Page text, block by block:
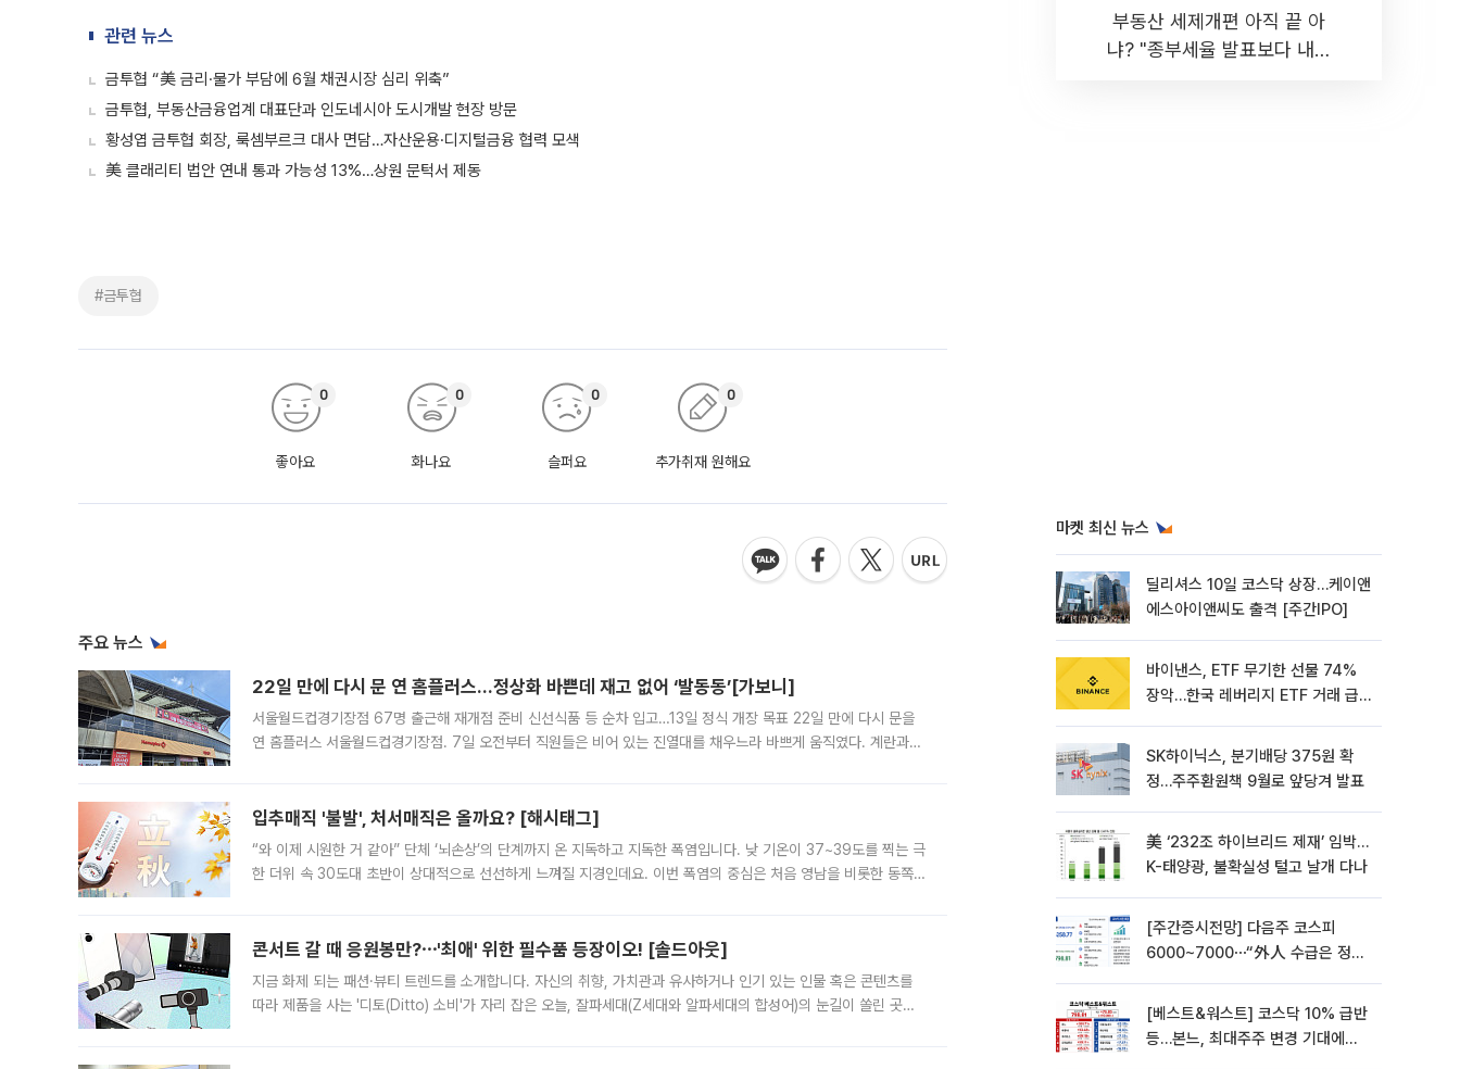
관련 뉴스
금투협 “美 금리·물가 부담에 6월 채권시장 심리 위축”
금투협, 부동산금융업계 대표단과 인도네시아 도시개발 현장 방문
황성엽 금투협 회장, 룩셈부르크 대사 면담…자산운용·디지털금융 협력 모색
美 클래리티 법안 연내 통과 가능성 13%…상원 문턱서 제동
#금투협
좋아요
0
화나요
0
슬퍼요
0
추가취재 원해요
0
주요 뉴스
22일 만에 다시 문 연 홈플러스…정상화 바쁜데 재고 없어 ‘발동동’[가보니]
서울월드컵경기장점 67명 출근해 재개점 준비 신선식품 등 순차 입고…13일 정식 개장 목표 22일 만에 다시 문을
연 홈플러스 서울월드컵경기장점. 7일 오전부터 직원들은 비어 있는 진열대를 채우느라 바쁘게 움직였다. 계란과
입추매직 '불발', 처서매직은 올까요? [해시태그]
“와 이제 시원한 거 같아” 단체 ‘뇌손상’의 단계까지 온 지독하고 지독한 폭염입니다. 낮 기온이 37~39도를 찍는 극
한 더위 속 30도대 초반이 상대적으로 선선하게 느껴질 지경인데요. 이번 폭염의 중심은 처음 영남을 비롯한 동쪽
콘서트 갈 때 응원봉만?⋯'최애' 위한 필수품 등장이오! [솔드아웃]
지금 화제 되는 패션·뷰티 트렌드를 소개합니다. 자신의 취향, 가치관과 유사하거나 인기 있는 인물 혹은 콘텐츠를
따라 제품을 사는 '디토(Ditto) 소비'가 자리 잡은 오늘, 잘파세대(Z세대와 알파세대의 합성어)의 눈길이 쏠린 곳은
부동산 세제개편 아직 끝 아
냐? "종부세율 발표보다 내릴
마켓 최신 뉴스
딜리셔스 10일 코스닥 상장…케이앤
에스아이앤씨도 출격 [주간IPO]
바이낸스, ETF 무기한 선물 74%
장악…한국 레버리지 ETF 거래 급
SK하이닉스, 분기배당 375원 확
정…주주환원책 9월로 앞당겨 발표
美 ‘232조 하이브리드 제재’ 임박…
K-태양광, 불확실성 털고 날개 다나
[주간증시전망] 다음주 코스피
6000~7000⋯“外人 수급은 정책
[베스트&워스트] 코스닥 10% 급반
등…본느, 최대주주 변경 기대에